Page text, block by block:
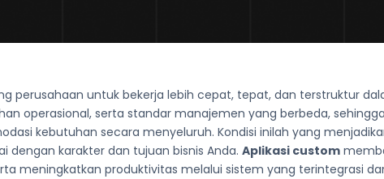
perusahaan untuk bekerja lebih cepat, tepat, dan terstruktur
operasional, serta standar manajemen yang berbeda, sehingga
kebutuhan secara menyeluruh. Kondisi inilah yang
dengan karakter dan tujuan bisnis Anda.Aplikasi custom
meningkatkan produktivitas melalui sistem yang terintegrasi